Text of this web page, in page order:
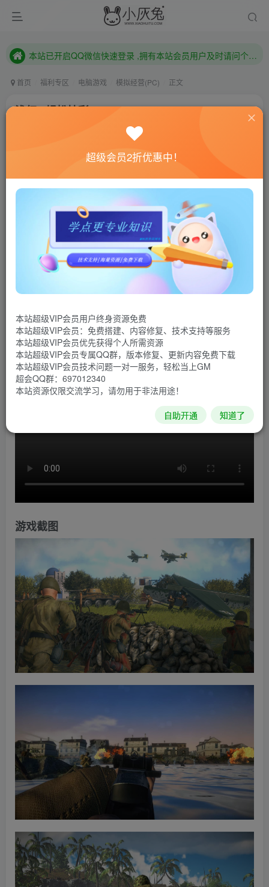
本站已开启QQ微信快速登录 ,拥有本站会员用户及时请问个人中心绑定！
首页 福利专区 电脑游戏 模拟经营(PC) 正文
浅红2/轻松挂彩2/Easy Red 2
联网教程： 内附教程
单机教程： 内附教程
不懂的话联系客服！！！
本站的资源转载自国内外各大媒体和网络，仅供试玩体
验。如果您喜欢该游戏内容，请支持正版 →→→正版购买
游戏介绍
《浅红2》是一款以真实和模拟的方式来体验第二次世界
岸，到蒙特卡西诺被炸毁的山峰，在士兵、坦克和爆炸中战
斗，学习如何在战场上和你的小队一起生存。
游戏视频
游戏截图
超级会员2折优惠中！
本站超级VIP会员用户终身资源免费
本站超级VIP会员：免费搭建、内容修复、技术支持等服务
本站超级VIP会员优先获得个人所需资源
本站超级VIP会员专属QQ群，版本修复、更新内容免费下载
本站超级VIP会员技术问题一对一服务，轻松当上GM
超会QQ群：697012340
本站资源仅限交流学习，请勿用于非法用途！
自助开通 知道了